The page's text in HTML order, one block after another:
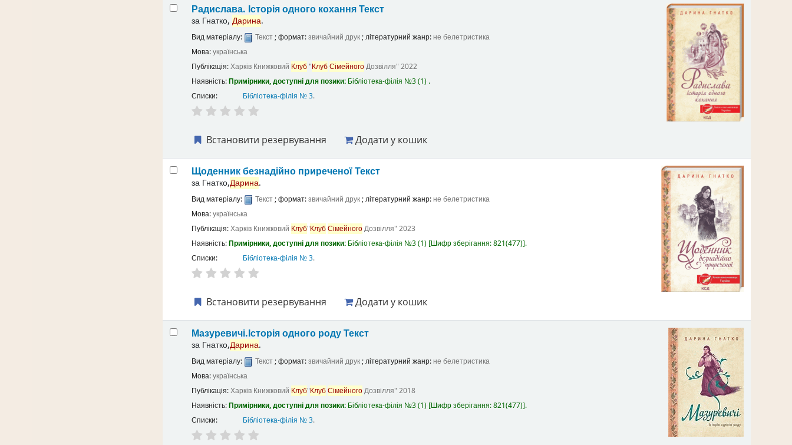
Радислава. Історія одного коханняТекст
за Гнатко, Дарина.
Вид матеріалу: Текст; формат:звичайний друк; літературний жанр: не белетристика
Мова:українська
Публікація:Харків Книжковий Клуб"КлубСімейногоДозвілля" 2022
Наявність:Примірники, доступні для позики: Бібліотека-філія №3(1) .
Списки:
Бібліотека-філія № 3.
Встановити резервування Додати у кошик
Щоденник безнадійно приреченоїТекст
за Гнатко,Дарина.
Вид матеріалу: Текст; формат:звичайний друк; літературний жанр:не белетристика
Мова:українська
Публікація:Харків Книжковий Клуб"КлубСімейногоДозвілля" 2023
Наявність:Примірники, доступні для позики: Бібліотека-філія №3(1) Шифр зберігання:821(477) .
Списки:
Бібліотека-філія № 3.
Встановити резервування Додати у кошик
Мазуревичі.Історія одного родуТекст
за Гнатко,Дарина.
Вид матеріалу: Текст; формат:звичайний друк; літературний жанр: не белетристика
Мова:українська
Публікація:Харків Книжковий Клуб"КлубСімейногоДозвілля" 2018
Наявність:Примірники, доступні для позики: Бібліотека-філія №3(1) Шифр зберігання:821(477) .
Списки:
Бібліотека-філія № 3.